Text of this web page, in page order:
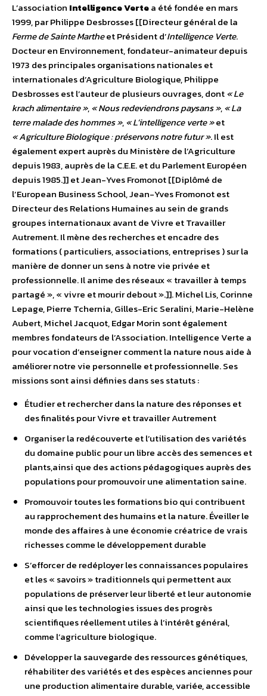
L’association Intelligence Vertea été fondée en mars
1999, par Philippe Desbrosses [[Directeur général de la
Ferme de Sainte Martheet Président d’Intelligence Verte.
Docteur en Environnement, fondateur-animateur depuis
1973 des principales organisations nationales et
internationales d’Agriculture Biologique, Philippe
Desbrosses est l’auteur de plusieurs ouvrages, dont« Le
krach alimentaire »,« Nous redeviendrons paysans »,« La
terre malade des hommes »,« L’intelligence verte »et
« Agriculture Biologique : préservons notre futur ». Il est
également expert auprès du Ministère de l’Agriculture
depuis 1983, auprès de la C.E.E. et du Parlement Européen
depuis 1985.]] et Jean-Yves Fromonot [[Diplômé de
l’European Business School, Jean-Yves Fromonot est
Directeur des Relations Humaines au sein de grands
groupes internationaux avant de Vivre et Travailler
Autrement. Il mène des recherches et encadre des
formations ( particuliers, associations, entreprises ) sur la
manière de donner un sens à notre vie privée et
professionnelle. Il anime des réseaux « travailler à temps
partagé », « vivre et mourir debout ».]]. Michel Lis, Corinne
Lepage, Pierre Tchernia, Gilles-Eric Seralini, Marie-Helène
Aubert, Michel Jacquot, Edgar Morin sont également
membres fondateurs de l’Association. Intelligence Verte a
pour vocation d’enseigner comment la nature nous aide à
améliorer notre vie personnelle et professionnelle. Ses
missions sont ainsi définies dans ses statuts :
Étudier et rechercher dans la nature des réponses et
des finalités pour Vivre et travailler Autrement
Organiser la redécouverte et l’utilisation des variétés
du domaine public pour un libre accès des semences et
plants,ainsi que des actions pédagogiques auprès des
populations pour promouvoir une alimentation saine.
Promouvoir toutes les formations bio qui contribuent
au rapprochement des humains et la nature. Éveiller le
monde des affaires à une économie créatrice de vrais
richesses comme le développement durable
S’efforcer de redéployer les connaissances populaires
et les « savoirs » traditionnels qui permettent aux
populations de préserver leur liberté et leur autonomie
ainsi que les technologies issues des progrès
scientifiques réellement utiles à l’intérêt général,
comme l’agriculture biologique.
Développer la sauvegarde des ressources génétiques,
réhabiliter des variétés et des espèces anciennes pour
une production alimentaire durable, variée, accessible